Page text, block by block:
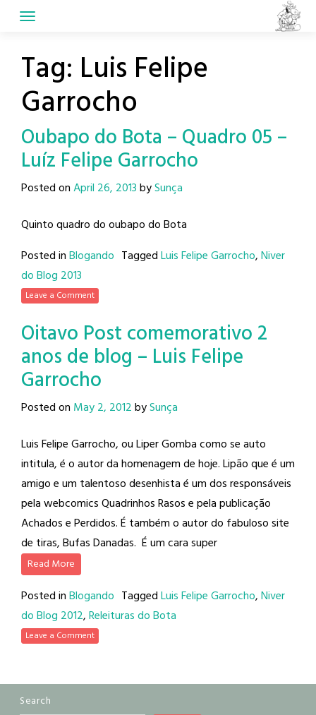
Tag: Luis Felipe
Garrocho
Oubapo do Bota – Quadro 05 –
Luíz Felipe Garrocho
Posted onApril 26, 2013bySunça
Quinto quadro do oubapo do Bota
Posted inBlogando TaggedLuis Felipe Garrocho,Niver
do Blog 2013
Leave a Comment
Oitavo Post comemorativo 2
anos de blog – Luis Felipe
Garrocho
Posted on May 2, 2012bySunça
Luis Felipe Garrocho, ou Liper Gomba como se auto
intitula, é o autor da homenagem de hoje. Lipão que é um
amigo e um talentoso desenhista é um dos responsáveis
pela webcomics Quadrinhos Rasos e pela publicação
Achados e Perdidos. É também o autor do fabuloso site
de tiras, Bufas Danadas. É um cara super
Read More
Posted inBlogando TaggedLuis Felipe Garrocho,Niver
do Blog 2012,Releituras do Bota
Leave a Comment
Search